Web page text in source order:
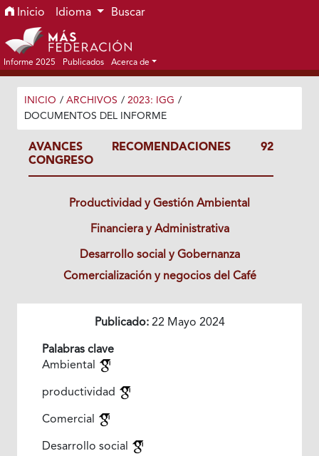
Ir al menú de navegación principal
Ir al contenido principal
Ir al pie de página del sitio
Inicio Idioma Buscar
Informe 2025 Publicados Acerca de
INICIO / ARCHIVOS / 2023: IGG /
DOCUMENTOS DEL INFORME
AVANCES RECOMENDACIONES 92
CONGRESO
Productividad y Gestión Ambiental
Financiera y Administrativa
Desarrollo social y Gobernanza
Comercialización y negocios del Café
Publicado:22 Mayo 2024
Palabras clave
Ambiental
productividad
Comercial
Desarrollo social